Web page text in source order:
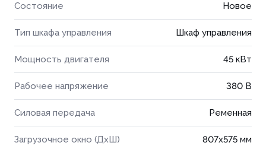
Состояние Новое
Тип шкафа управления Шкаф управления
Мощность двигателя 45 кВт
Рабочее напряжение 380 В
Силовая передача Ременная
Загрузочное окно (ДхШ) 807x575 мм